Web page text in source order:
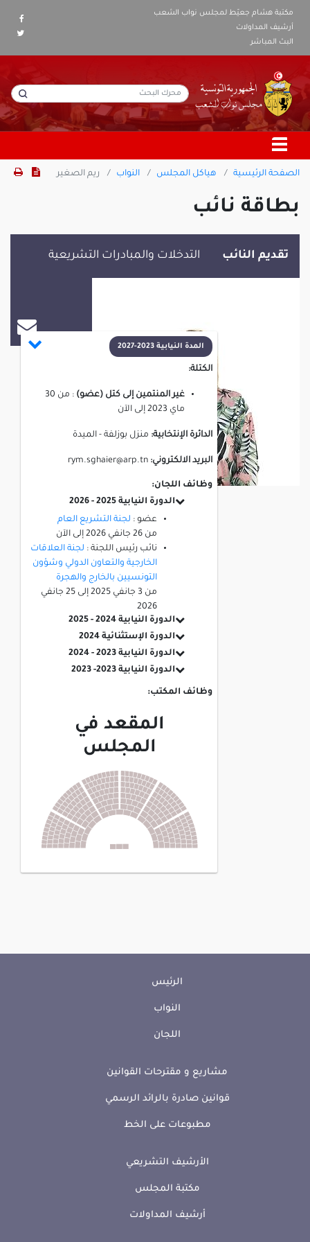
مكتبة هشام جعيّط لمجلس نواب الشعب
أرشيف المداولات
البث المباشر
الصفحة الرئيسية هياكل المجلس النواب ريم الصغير
بطاقة نائب
تقديم النائب التدخلات والمبادرات التشريعية
المدة النيابية 2023-2027
الكتلة:
غير المنتمين إلى كتل (عضو): من 30
ماي 2023
إلىالآن
الدائرة الإنتخابية: منزل بوزلفة - الميدة
البريد الالكتروني: rym.sghaier@arp.tn
وظائف اللجان:
الدورة النيابية 2025 - 2026
عضو : لجنة التشريع العام
من26 جانفي 2026 إلىالآن
نائب رئيس اللجنة : لجنة العلاقات
الخارجية والتعاون الدولي وشؤون
التونسيين بالخارج والهجرة
من 3 جانفي 2025 إلى
25 جانفي
2026
الدورة النيابية 2024 - 2025
الدورة الإستثنائية 2024
الدورة النيابية 2023 - 2024
الدورة النيابية 2023- 2023
وظائف المكتب:
المقعد في
المجلس
الرئيس
النواب
اللجان
مشاريع و مقترحات القوانين
قوانين صادرة بالرائد الرسمي
مطبوعات على الخط
الأرشيف التشريعي
مكتبة المجلس
أرشيف المداولات